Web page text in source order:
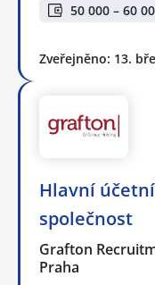
50 000 – 60
Zveřejněno: 13.
Hlavní
společnost
Grafton
Praha